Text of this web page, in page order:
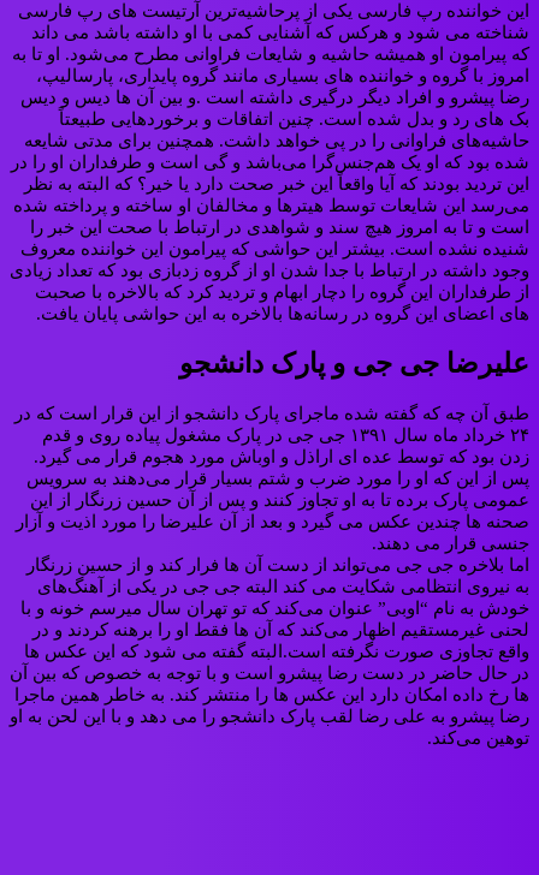
این خواننده رپ فارسی یکی از پرحاشیه‌ترین آرتیست های رپ فارسی
شناخته می شود و هرکس که آشنایی کمی با او داشته باشد می داند
که پیرامون او همیشه حاشیه و شایعات فراوانی مطرح می‌شود. او تا به
امروز با گروه و خواننده های بسیاری مانند گروه پایداری، پارسالیپ،
رضا پیشرو و افراد دیگر درگیری داشته است .و بین آن ها دیس و دیس
بک های رد و بدل شده است. چنین اتفاقات و برخوردهایی طبیعتاً
حاشیه‌های فراوانی را در پی خواهد داشت‌. همچنین برای مدتی شایعه
شده بود که او یک هم‌جنس‌گرا می‌باشد و گی است و طرفداران او را در
این تردید بودند که آیا واقعاً این خبر صحت دارد یا خیر؟ که البته به نظر
می‌رسد این شایعات توسط هیترها و مخالفان او ساخته و پرداخته شده
است و تا به امروز هیچ سند و شواهدی در ارتباط با صحت این خبر را
شنیده نشده است. بیشتر این حواشی که پیرامون این خواننده معروف
وجود داشته در ارتباط با جدا شدن او از گروه زدبازی بود که تعداد زیادی
از طرفداران این گروه را دچار ابهام و تردید کرد که بالاخره با صحبت
های اعضای این گروه در رسانه‌ها بالاخره به این حواشی پایان یافت.
علیرضا جی جی و پارک دانشجو
طبق آن چه که گفته شده ماجرای پارک دانشجو از این قرار است که در
۲۴ خرداد ماه سال ۱۳۹۱ جی جی در پارک مشغول پیاده روی و قدم
زدن بود که توسط عده ای اراذل و اوباش مورد هجوم قرار می گیرد.
پس از این که او را مورد ضرب و شتم بسیار قرار می‌دهند به سرویس
عمومی پارک برده تا به او تجاوز کنند و پس از آن حسین زرنگار از این
صحنه ها چندین عکس می گیرد و بعد از آن علیرضا را مورد اذیت و آزار
جنسی قرار می دهند.
اما بلاخره جی جی می‌تواند از دست آن ها فرار کند و از حسین زرنگار
به نیروی انتظامی شکایت می کند البته جی جی در یکی از آهنگ‌های
خودش به نام “اوبی” عنوان می‌کند که تو تهران سال میرسم خونه و با
لحنی غیرمستقیم اظهار می‌کند که آن ها فقط او را برهنه کردند و در
واقع تجاوزی صورت نگرفته است.البته گفته می شود که این عکس ها
در حال حاضر در دست رضا پیشرو است و با توجه به خصوص که بین آن
ها رخ داده امکان دارد این عکس ها را منتشر کند. به خاطر همین ماجرا
رضا پیشرو به علی رضا لقب پارک دانشجو را می دهد و با این لحن به او
توهین می‌کند.